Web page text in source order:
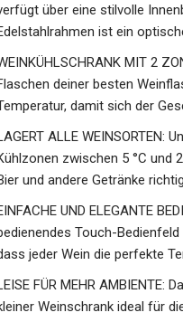
über eine stilvolle
ist ein
MIT 2
deiner besten
damit sich der
ALLE WEINSORTEN:
zwischen 5 °C und
und andere Getränke
UND ELEGANTE
Touch-
jeder Wein die perfekte
FÜR MEHR
Weinschrank ideal für